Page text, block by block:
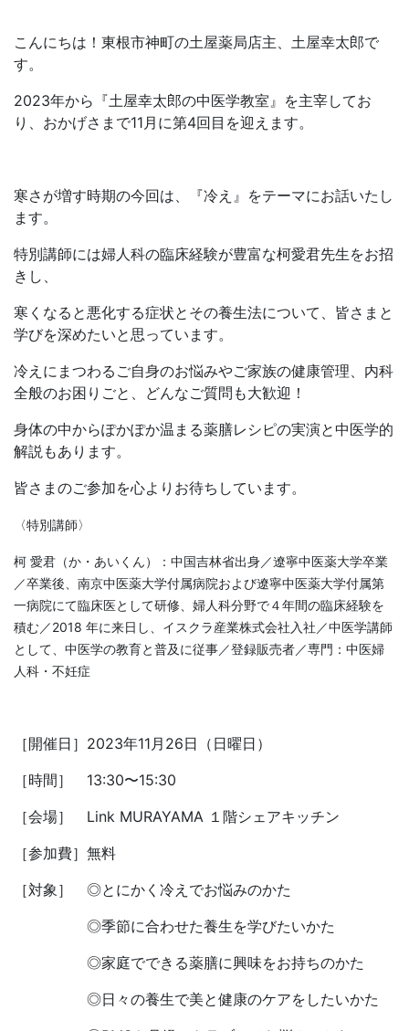
こんにちは！東根市神町の土屋薬局店主、土屋幸太郎で
す。
2023年から『土屋幸太郎の中医学教室』を主宰してお
り、おかげさまで11月に第4回目を迎えます。
寒さが増す時期の今回は、『冷え』をテーマにお話いたし
ます。
特別講師には婦人科の臨床経験が豊富な柯愛君先生をお招
きし、
寒くなると悪化する症状とその養生法について、皆さまと
学びを深めたいと思っています。
冷えにまつわるご自身のお悩みやご家族の健康管理、内科
全般のお困りごと、どんなご質問も大歓迎！
身体の中からぽかぽか温まる薬膳レシピの実演と中医学的
解説もあります。
皆さまのご参加を心よりお待ちしています。
〈特別講師〉
柯 愛君（か・あいくん）：中国吉林省出身／遼寧中医薬大学卒業
／卒業後、南京中医薬大学付属病院および遼寧中医薬大学付属第
一病院にて臨床医として研修、婦人科分野で４年間の臨床経験を
積む／2018 年に来日し、イスクラ産業株式会社入社／中医学講師
として、中医学の教育と普及に従事／登録販売者／専門：中医婦
人科・不妊症
［開催日］2023年11月26日（日曜日）
［時間］ 13:30〜15:30
［会場］ Link MURAYAMA １階シェアキッチン
［参加費］無料
［対象］ ◎とにかく冷えでお悩みのかた
◎季節に合わせた養生を学びたいかた
◎家庭でできる薬膳に興味をお持ちのかた
◎日々の養生で美と健康のケアをしたいかた